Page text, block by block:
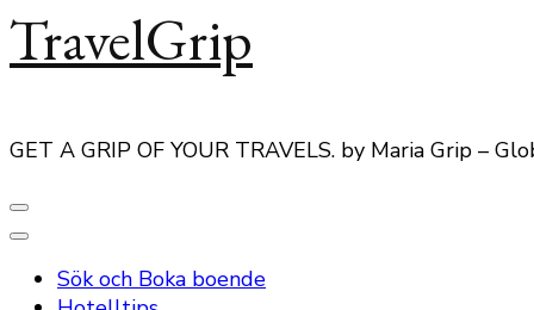
TravelGrip
GET A GRIP OF YOUR TRAVELS. by Maria Grip –
Sök och Boka boende